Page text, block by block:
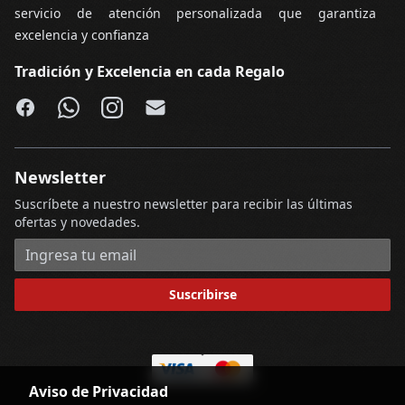
Aviso de Privacidad
servicio de atención personalizada que garantiza
excelencia y confianza
Tradición y Excelencia en cada Regalo
Facebook
WhatsApp
Instagram
Email
Newsletter
Suscríbete a nuestro newsletter para recibir las últimas
ofertas y novedades.
Dirección de correo electrónico
Suscribirse